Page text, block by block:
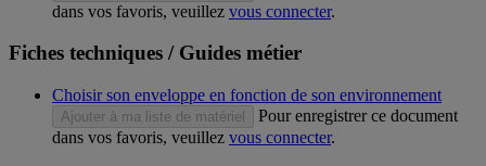
dans vos favoris, veuillez vous connecter.
Fiches techniques / Guides métier
Choisir son enveloppe en fonction de son environnement
Ajouter à ma liste de matériel
Pour enregistrer ce document
dans vos favoris, veuillez vous connecter.